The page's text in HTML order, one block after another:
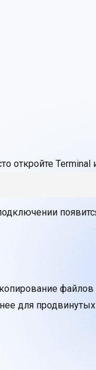
откройте
файлов
для